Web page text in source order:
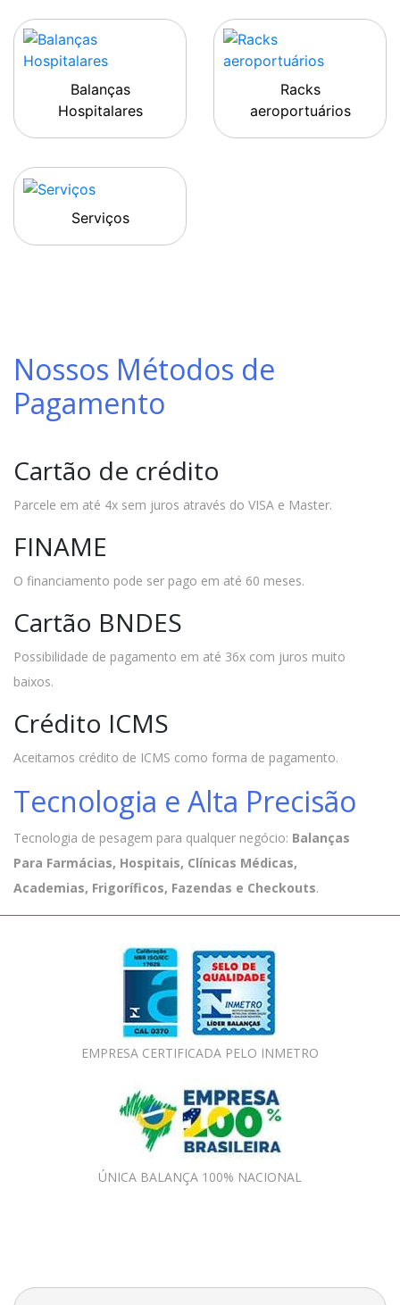
Balanças
Hospitalares
Racks
aeroportuários
Serviços
Nossos Métodos de
Pagamento
Cartão de crédito
Parcele em até 4x sem juros através do VISA e Master.
FINAME
O financiamento pode ser pago em até 60 meses.
Cartão BNDES
Possibilidade de pagamento em até 36x com juros muito
baixos.
Crédito ICMS
Aceitamos crédito de ICMS como forma de pagamento.
Tecnologia e Alta Precisão
Tecnologia de pesagem para qualquer negócio: Balanças
Para Farmácias, Hospitais, Clínicas Médicas,
Academias, Frigoríficos, Fazendas e Checkouts.
EMPRESA CERTIFICADA PELO INMETRO
ÚNICA BALANÇA 100% NACIONAL